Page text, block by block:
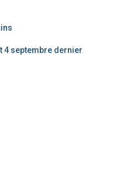
4 septembre dernier